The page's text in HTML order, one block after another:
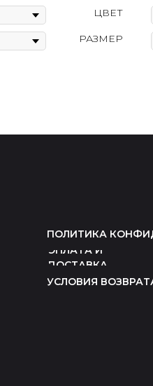
ЦВЕТ
РАЗМЕР
ПОЛИТИКА
ОПЛАТА И
ДОСТАВКА
УСЛОВИЯ